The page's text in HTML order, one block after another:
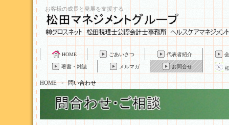
お客様の成長と発展を支援する
HOME ごあいさつ 代表者紹介
著書・雑誌 メルマガ お問合せ
HOME > 問い合わせ